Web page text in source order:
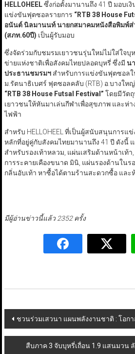
HELLOHEELซึ่งก่อตั้งมานานถึง 41 ปี มอบเ
แข่งขันฟุตซอลรายการ “RTB 38 House
อนันต์ นิลมานนท์ นายกสมาคมหนังสือพิมพ์ส่
(สภท.60ปี) เป็นผู้รับมอบ
ซึ่งจัดร่วมกับชมรมเยาวชนรุ่นใหม่ไม่ใส่ใจบุ
ข่ายแห่งชาติเพื่อสังคมไทยปลอดบุหรี่ ซึ่งมี น
ประธานชมรมฯสำหรับการแข่งขันฟุตซอล
ม.รัตนาธิเบศร์ ฟุตซอลคลับ (RTB) อ.บางให
“RTB 38 House Futsal Festival” โดยมีวัตถุ
เยาวชนให้หันมาเล่นกีฬาเพื่อสุขภาพ และห่า
ไฟฟ้า
สำหรับ HELLOHEEL ที่เป็นผู้สนับสนุนการ
หลักที่อยู่คู่กับสังคมไทยมานานถึง 41 ปี ดังนี้
สำหรับรองเท้าหลวม, แผ่นเสริมด้านหน้าเท้
การระคายเคืองขนาด มินิ, แผ่นรองด้านในร
กลิ่นอับเท้า หาซื้อได้ตามร้านสะดวกซื้อ แล
มีผู้อ่านข่าวนี้แล้ว 2352 ครั้ง
Post
navigation
ชวนร่วมเสวนา แผนพลังงานชาติ : โอก
สืบภาค 3 จับบุหรี่เถื่อน 1.9 แสนมวน